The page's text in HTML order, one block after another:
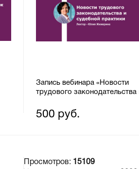
Запись вебинара «Новости
трудового законодательства
500 руб.
Просмотров:
15109